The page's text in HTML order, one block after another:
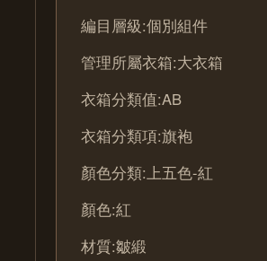
編目層級:個別組件
管理所屬衣箱:大衣箱
衣箱分類值:AB
衣箱分類項:旗袍
顏色分類:上五色-紅
顏色:紅
材質:皺緞